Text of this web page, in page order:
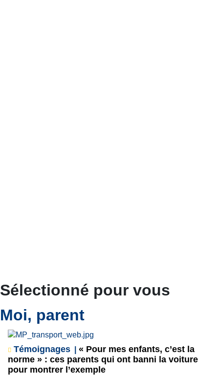
Sélectionné pour vous
Moi, parent
Témoignages
« Pour mes enfants, c’est la
norme » : ces parents qui ont banni la voiture
pour montrer l’exemple